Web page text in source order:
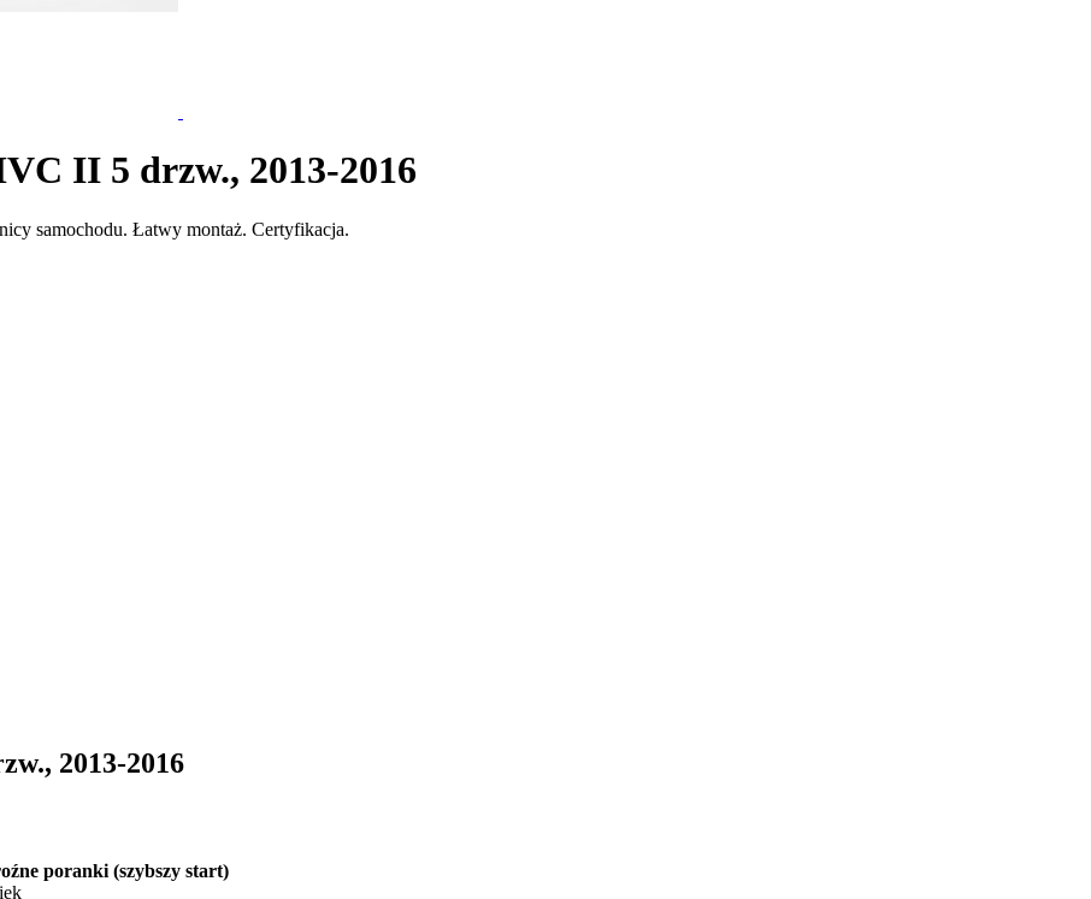
II 5 drzw., 2013-2016
samochodu. Łatwy montaż. Certyfikacja.
2013-2016
poranki (szybszy start)